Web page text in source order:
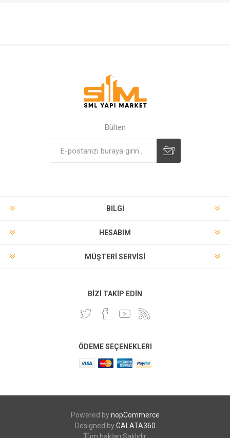
Bülten
BILGI
HESABIM
MÜŞTERI SERVISI
BIZI TAKIP EDIN
ÖDEME SEÇENEKLERI
Powered bynopCommerce
Designed byGALATA360